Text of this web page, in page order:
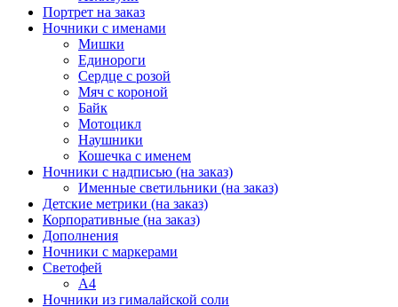
Портрет на заказ
Ночники с именами
Мишки
Единороги
Сердце с розой
Мяч с короной
Байк
Мотоцикл
Наушники
Кошечка с именем
Ночники с надписью (на заказ)
Именные светильники (на заказ)
Детские метрики (на заказ)
Корпоративные (на заказ)
Дополнения
Ночники с маркерами
Светофей
А4
Ночники из гималайской соли